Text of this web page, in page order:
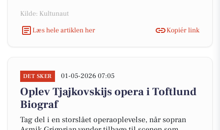
Kilde: Kultunaut
Læs hele artiklen her
Kopiér link
DET SKER 01-05-2026 07:05
Oplev Tjajkovskijs opera i Toftlund
Biograf
Tag del i en storslået operaoplevelse, når sopran